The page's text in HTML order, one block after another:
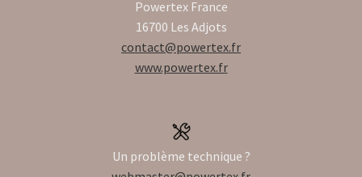
Powertex France
16700 Les Adjots
contact@powertex.fr
www.powertex.fr
Un problème technique ?